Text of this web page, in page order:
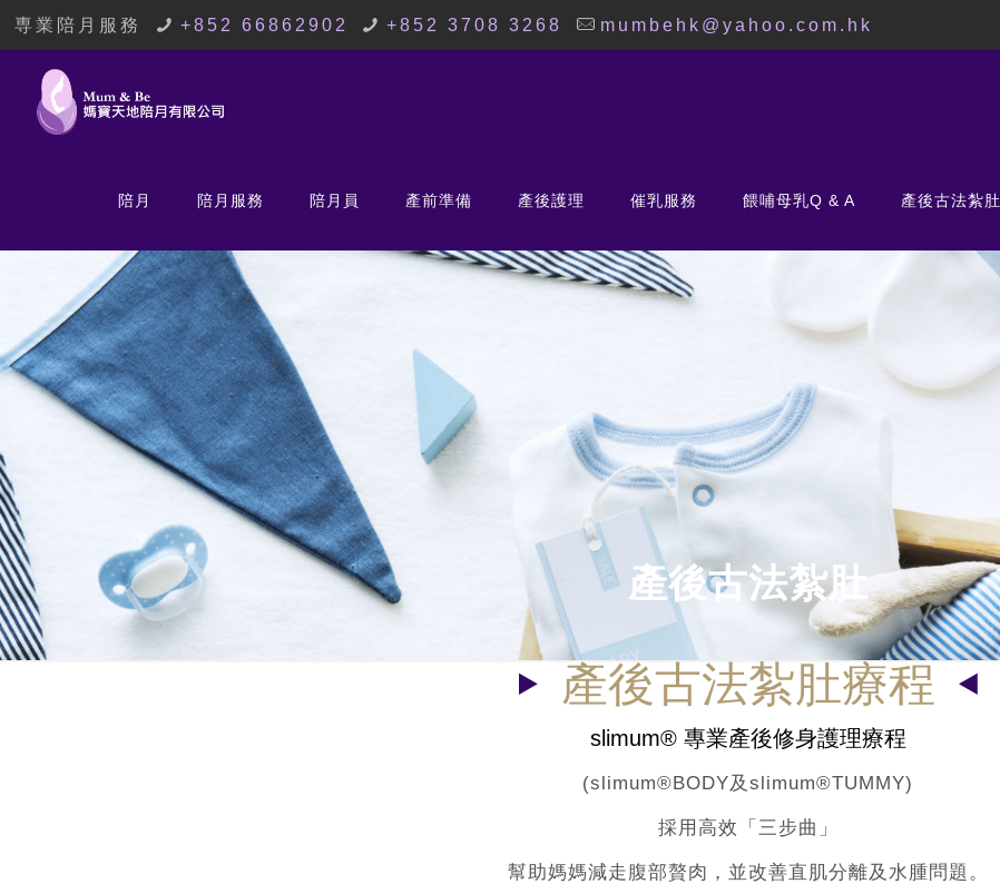
専業陪月服務 +852 66862902 +852 3708 3268 mumbehk@yahoo.com.hk
陪月 陪月服務 陪月員 產前準備 產後護理 催乳服務 餵哺母乳Q & A 產後古法紮肚
產後古法紮肚
產後古法紮肚療程
slimum® 專業產後修身護理療程
(slimum®BODY及slimum®TUMMY)
採用高效「三步曲」
幫助媽媽減走腹部贅肉，並改善直肌分離及水腫問題。